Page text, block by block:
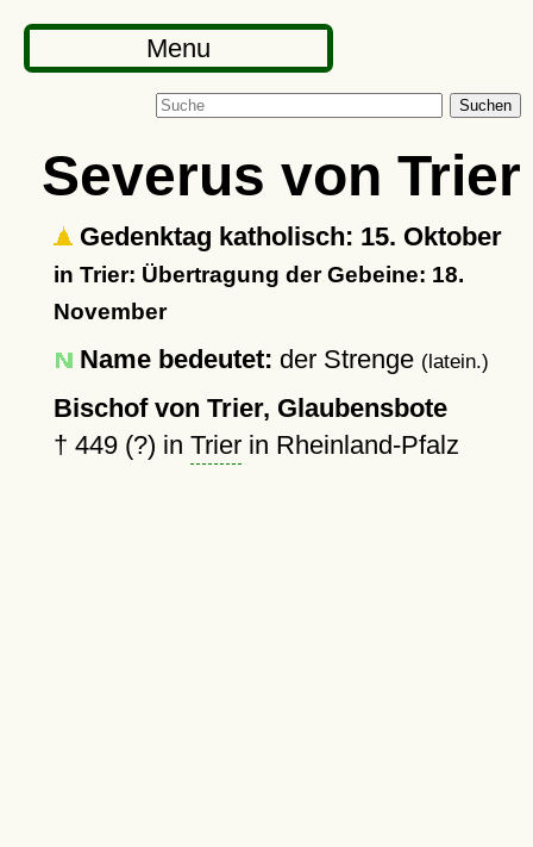
Menu
Suchen
Severus von Trier
Gedenktag katholisch: 15. Oktober
in Trier: Übertragung der Gebeine: 18.
November
Name bedeutet: der Strenge (latein.)
Bischof von Trier, Glaubensbote
† 449 (?) in Trierin Rheinland-Pfalz